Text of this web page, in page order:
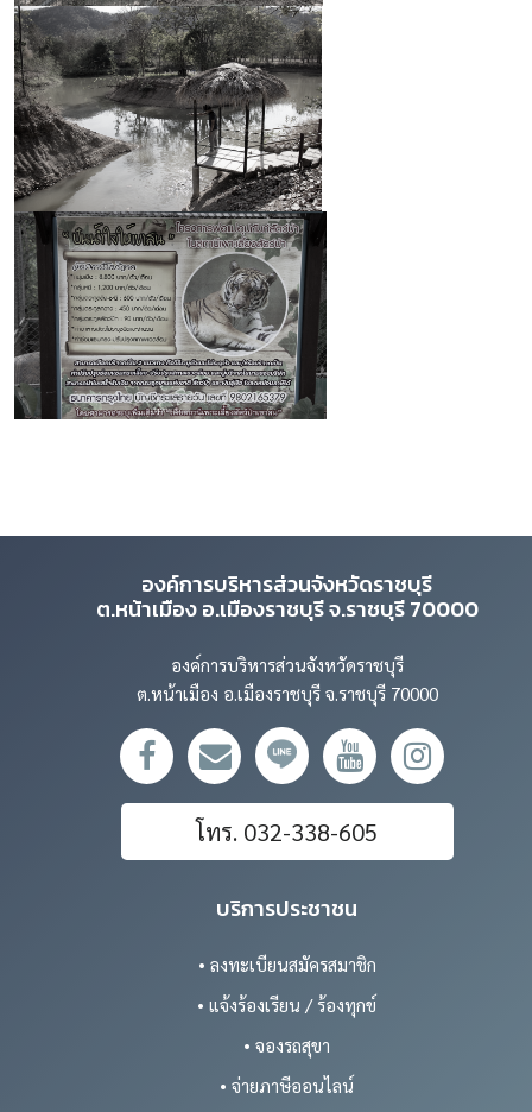
องค์การบริหารส่วนจังหวัดราชบุรี
ต.หน้าเมือง อ.เมืองราชบุรี จ.ราชบุรี 70000
องค์การบริหารส่วนจังหวัดราชบุรี
ต.หน้าเมือง อ.เมืองราชบุรี จ.ราชบุรี 70000
โทร. 032-338-605
บริการประชาชน
• ลงทะเบียนสมัครสมาชิก
• แจ้งร้องเรียน / ร้องทุกข์
• จองรถสุขา
• จ่ายภาษีออนไลน์